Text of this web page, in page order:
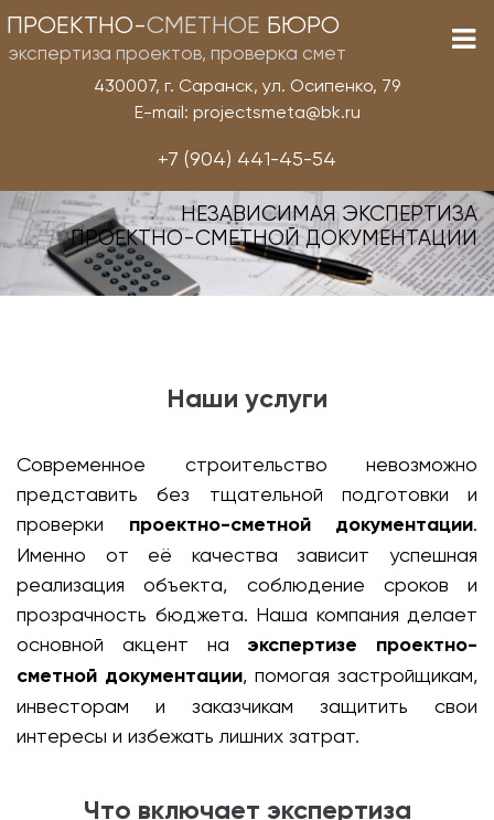
ПРОЕКТНО-СМЕТНОЕ БЮРО
экспертиза проектов, проверка смет
430007, г. Саранск, ул. Осипенко, 79
E-mail: projectsmeta@bk.ru
+7 (904) 441-45-54
НЕЗАВИСИМАЯ ЭКСПЕРТИЗА
ПРОЕКТНО-СМЕТНОЙ ДОКУМЕНТАЦИИ
Наши услуги
Современное строительство невозможно
представить без тщательной подготовки и
проверки проектно-сметной документации.
Именно от её качества зависит успешная
реализация объекта, соблюдение сроков и
прозрачность бюджета. Наша компания делает
основной акцент на экспертизе проектно-
сметной документации, помогая застройщикам,
инвесторам и заказчикам защитить свои
интересы и избежать лишних затрат.
Что включает экспертиза